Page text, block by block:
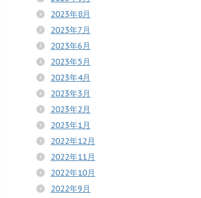
2023年8月
2023年7月
2023年6月
2023年5月
2023年4月
2023年3月
2023年2月
2023年1月
2022年12月
2022年11月
2022年10月
2022年9月